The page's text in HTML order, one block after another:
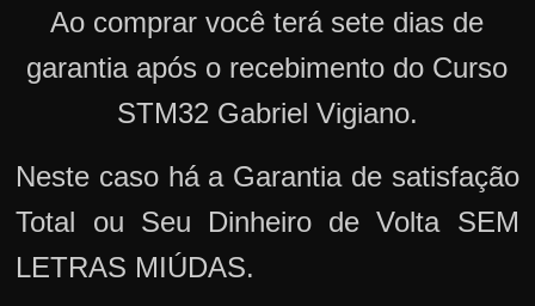
Ao comprar você terá sete dias de
garantia após o recebimento do Curso
STM32 Gabriel Vigiano.
Neste caso há a Garantia de satisfação
Total ou Seu Dinheiro de Volta SEM
LETRAS MIÚDAS.